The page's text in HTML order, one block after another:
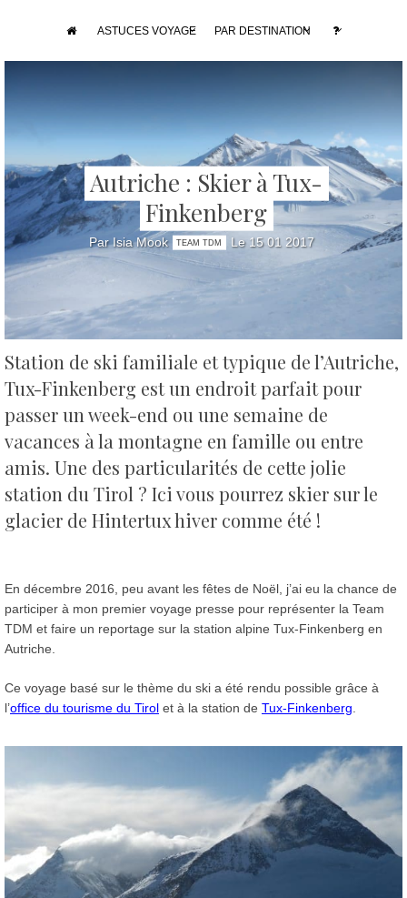
ASTUCES VOYAGE PAR DESTINATION
Autriche : Skier à Tux-
Finkenberg
Par Isia Mook TEAM TDM Le 15 01 2017
Station de ski familiale et typique de l’Autriche,
Tux-Finkenberg est un endroit parfait pour
passer un week-end ou une semaine de
vacances à la montagne en famille ou entre
amis. Une des particularités de cette jolie
station du Tirol ? Ici vous pourrez skier sur le
glacier de Hintertux hiver comme été !
En décembre 2016, peu avant les fêtes de Noël, j’ai eu la chance de
participer à mon premier voyage presse pour représenter la Team
TDM et faire un reportage sur la station alpine Tux-Finkenberg en
Autriche.
Ce voyage basé sur le thème du ski a été rendu possible grâce à
l’office du tourisme du Tirol et à la station de Tux-Finkenberg.